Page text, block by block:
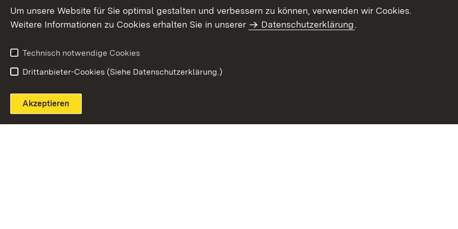
Extern:
LinkedIn (Öffnet in neuem Fenster)
Newsletter-Archiv
Intranet
Um unsere Website für Sie optimal gestalten und verbessern zu können, verwenden wir Cookies.
Weitere Informationen zu Cookies erhalten Sie in unserer
Datenschutzerklärung.
Technisch notwendige Cookies
Drittanbieter-Cookies (Siehe Datenschutzerklärung.)
Akzeptieren